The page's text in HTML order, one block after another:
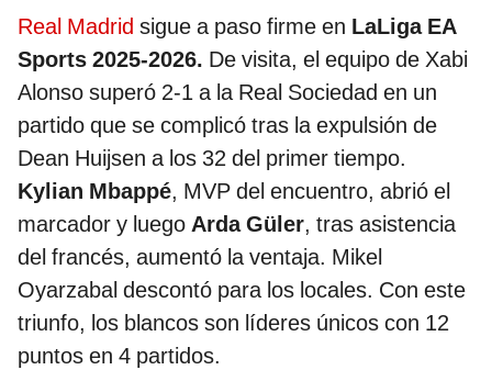
Real Madrid sigue a paso firme en LaLiga EA
Sports 2025-2026. De visita, el equipo de Xabi
Alonso superó 2-1 a la Real Sociedad en un
partido que se complicó tras la expulsión de
Dean Huijsen a los 32 del primer tiempo.
Kylian Mbappé, MVP del encuentro, abrió el
marcador y luego Arda Güler, tras asistencia
del francés, aumentó la ventaja. Mikel
Oyarzabal descontó para los locales. Con este
triunfo, los blancos son líderes únicos con 12
puntos en 4 partidos.